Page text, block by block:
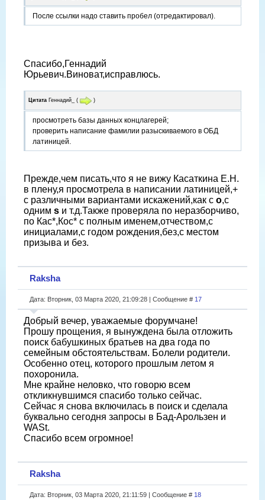
После ссылки надо ставить пробел (отредактировал).
Спасибо,Геннадий
Юрьевич.Виноват,исправлюсь.
Цитата Геннадий_ ( )
просмотреть базы данных концлагерей;
проверить написание фамилии разыскиваемого в ОБД
латиницей.
Прежде,чем писать,что я не вижу Касаткина Е.Н.
в плену,я просмотрела в написании латиницей,+
с различными вариантами искажений,как с о,с
одним s и т.д.Также проверяла по неразборчиво,
по Кас*,Кос* с полным именем,отчеством,с
инициалами,с годом рождения,без,с местом
призыва и без.
Raksha
Дата: Вторник, 03 Марта 2020, 21:09:28 | Сообщение # 17
Добрый вечер, уважаемые форумчане!
Прошу прощения, я вынуждена была отложить
поиск бабушкиных братьев на два года по
семейным обстоятельствам. Болели родители.
Особенно отец, которого прошлым летом я
похоронила.
Мне крайне неловко, что говорю всем
откликнувшимся спасибо только сейчас.
Сейчас я снова включилась в поиск и сделала
буквально сегодня запросы в Бад-Арользен и
WASt.
Спасибо всем огромное!
Raksha
Дата: Вторник, 03 Марта 2020, 21:11:59 | Сообщение # 18